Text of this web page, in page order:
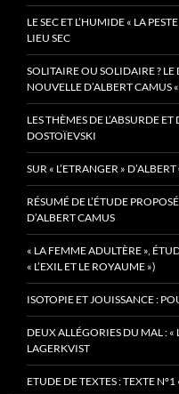
LE SEC ET L’HUMIDE « LA
LIEU SEC
SOLITAIRE OU SOLIDAIRE ? LE
NOUVELLE D’ALBERT CAMUS
LES THÈMES DE L’ABSURDE
DOSTOÏEVSKI
SUR « L’ETRANGER »
RÉSUMÉ DE L’ÉTUDE
D’ALBERT CAMUS
« LA FEMME ADULTÈRE »,
« L’EXIL ET LE ROYAUME »)
ISOTOPIE ET JOUISSANCE :
DEUX ALLÉGORIES DU MAL : «
LAGERKVIST
ETUDE DE TEXTES : TEXTE N°1